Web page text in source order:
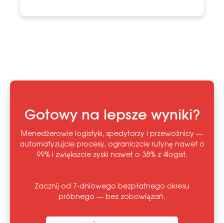
Gotowy na lepsze wyniki?
Menedżerowie logistyki, spedytorzy i przewoźnicy —
automatyzujcie procesy, ograniczcie rutynę nawet o
99% i zwiększcie zyski nawet o 38% z 4logist.
Zacznij od 7-dniowego bezpłatnego okresu
próbnego — bez zobowiązań.